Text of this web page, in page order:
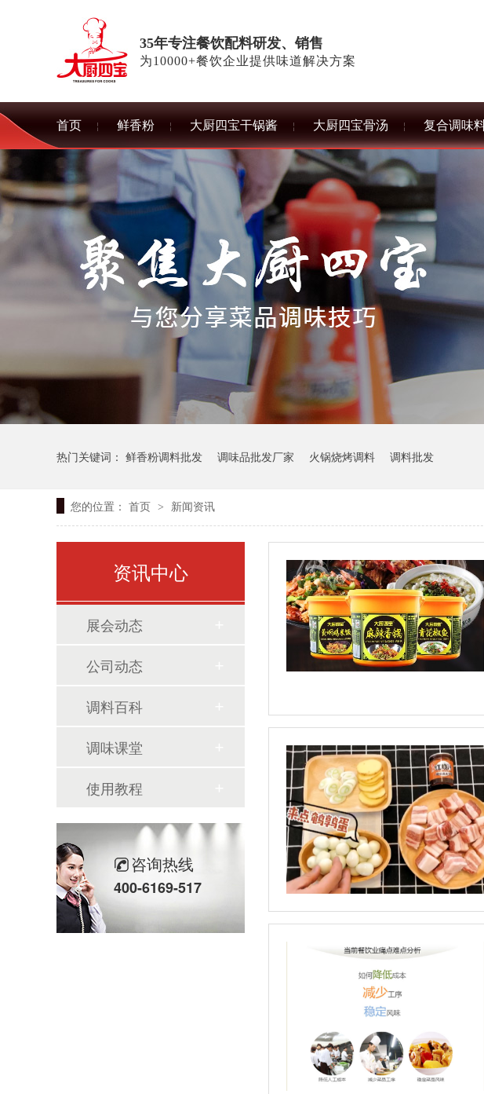
35年专注餐饮配料研发、销售
为10000+餐饮企业提供味道解决方案
首页 鲜香粉 大厨四宝干锅酱 大厨四宝骨汤 复合调味
热门关键词： 鲜香粉调料批发 调味品批发厂家 火锅烧烤调料 调料批发
您的位置： 首页 > 新闻资讯
资讯中心
展会动态
公司动态
调料百科
调味课堂
使用教程
咨询热线
400-6169-517